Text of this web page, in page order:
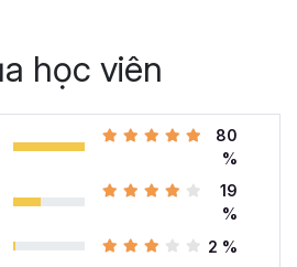
này gồm
17 chương, 162 bài
giờ học, giúp bạn nắm vững
sau:
công việc để bắt đầu công
hợp
toán theo hình thức kế toán nhật
học viên
80
%
19
%
2 %